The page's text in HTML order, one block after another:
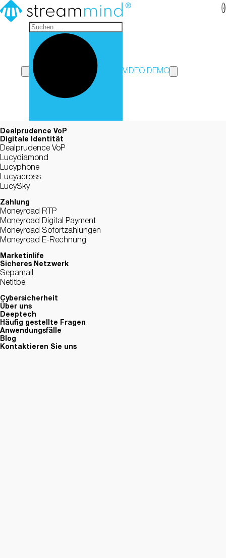
StreamMind
VIDEO DEMO
Dealprudence VoP
Digitale Identität
Dealprudence VoP
Lucydiamond
Lucyphone
Lucyacross
LucySky
Zahlung
Moneyroad RTP
Moneyroad Digital Payment
Moneyroad Sofortzahlungen
Moneyroad E-Rechnung
Marketinlife
Sicheres Netzwerk
Sepamail
Netitbe
Cybersicherheit
Über uns
Deeptech
Häufig gestellte Fragen
Anwendungsfälle
Blog
Kontaktieren Sie uns